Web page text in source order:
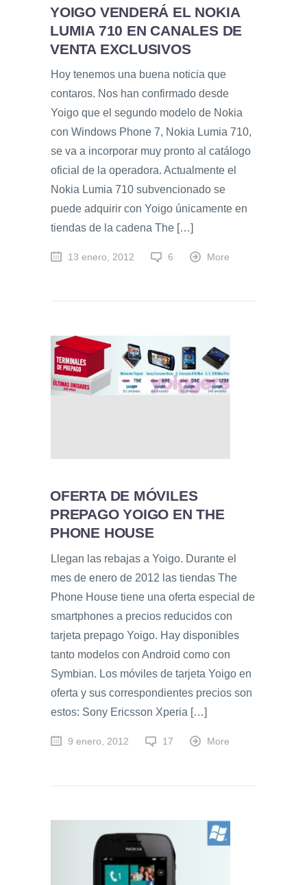
YOIGO VENDERÁ EL NOKIA
LUMIA 710 EN CANALES DE
VENTA EXCLUSIVOS
Hoy tenemos una buena noticia que
contaros. Nos han confirmado desde
Yoigo que el segundo modelo de Nokia
con Windows Phone 7, Nokia Lumia 710,
se va a incorporar muy pronto al catálogo
oficial de la operadora. Actualmente el
Nokia Lumia 710 subvencionado se
puede adquirir con Yoigo únicamente en
tiendas de la cadena The […]
13 enero, 2012 6 More
OFERTA DE MÓVILES
PREPAGO YOIGO EN THE
PHONE HOUSE
Llegan las rebajas a Yoigo. Durante el
mes de enero de 2012 las tiendas The
Phone House tiene una oferta especial de
smartphones a precios reducidos con
tarjeta prepago Yoigo. Hay disponibles
tanto modelos con Android como con
Symbian. Los móviles de tarjeta Yoigo en
oferta y sus correspondientes precios son
estos: Sony Ericsson Xperia […]
9 enero, 2012 17 More